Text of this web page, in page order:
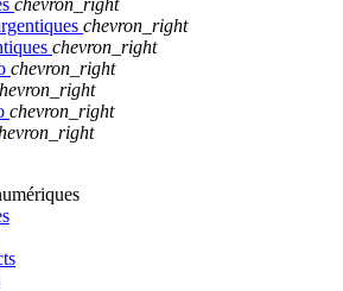
chevron_right
chevron_right
chevron_right
chevron_right
chevron_right